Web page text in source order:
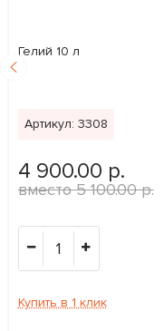
Гелий 10 л
Артикул: 3308
4 900.00 р.
5 100.00 р.
1
Купить в 1 клик